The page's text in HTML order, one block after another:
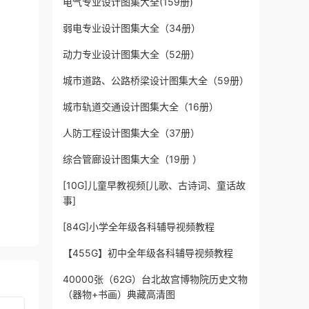
弱电专业设计图集大全（34册）
动力专业设计图集大全（52册）
城市道路、公路桥梁设计图集大全（59册）
城市轨道交通设计图集大全（16册）
人防工程设计图集大全（37册）
综合管廊设计图集大全（19册 ）
[10G]儿童早教视频[儿歌、古诗词、童话故
事]
[84G]小学全年级各科辅导视频教程
【455G】初中全年级各科辅导视频教程
40000张（62G）台北故宫博物院历史文物
（器物+书画）典藏高清图